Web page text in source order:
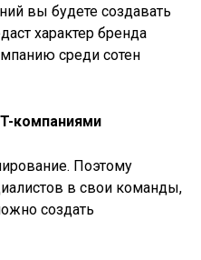
вы будете создавать
характер бренда
среди сотен
компаниями
Поэтому
в свои команды,
создать